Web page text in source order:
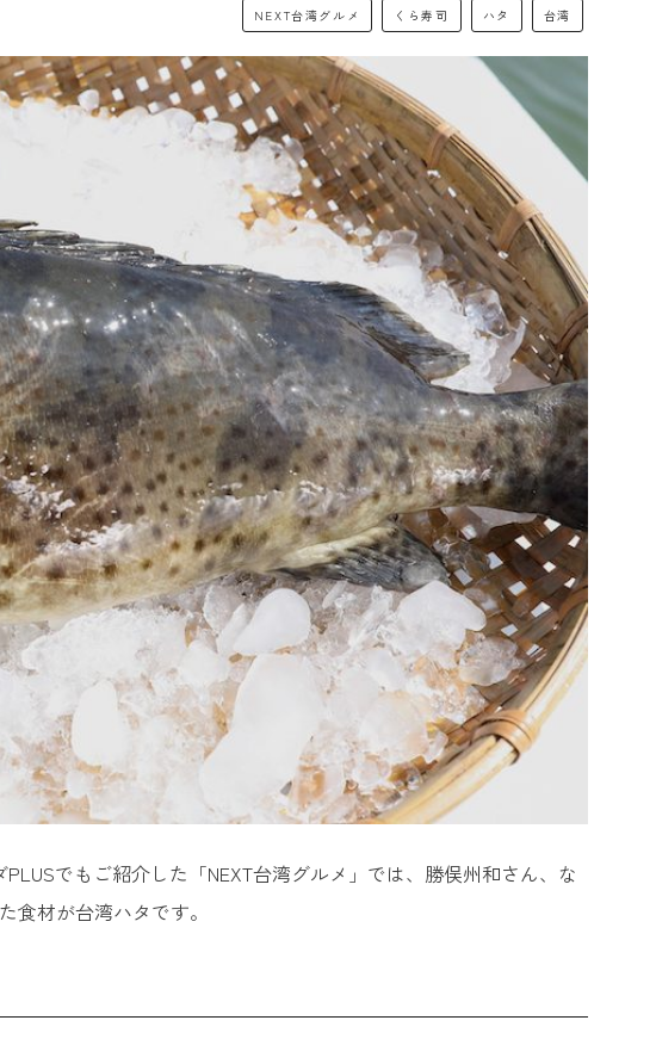
NEXT台湾グルメ くら寿司 ハタ 台湾
でもご紹介した「NEXT台湾グルメ」では、勝俣州和さん、な
食材が台湾ハタです。